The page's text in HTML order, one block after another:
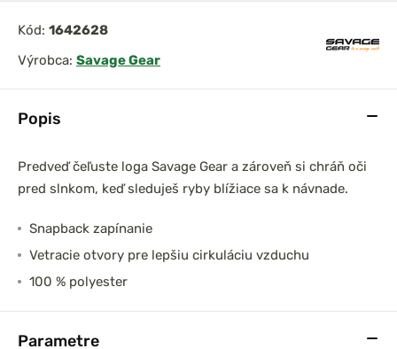
Popis
Predveď čeľuste loga Savage Gear a zároveň si chráň oči
pred slnkom, keď sleduješ ryby blížiace sa k návnade.
Snapback zapínanie
Vetracie otvory pre lepšiu cirkuláciu vzduchu
100 % polyester
Parametre
Kód: 1642628
Výrobca: Savage Gear